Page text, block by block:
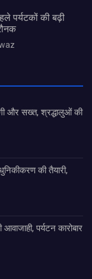
पर्यटकों की बढ़ी
और सख्त, श्रद्धालुओं की
की तैयारी,
पर्यटन कारोबार